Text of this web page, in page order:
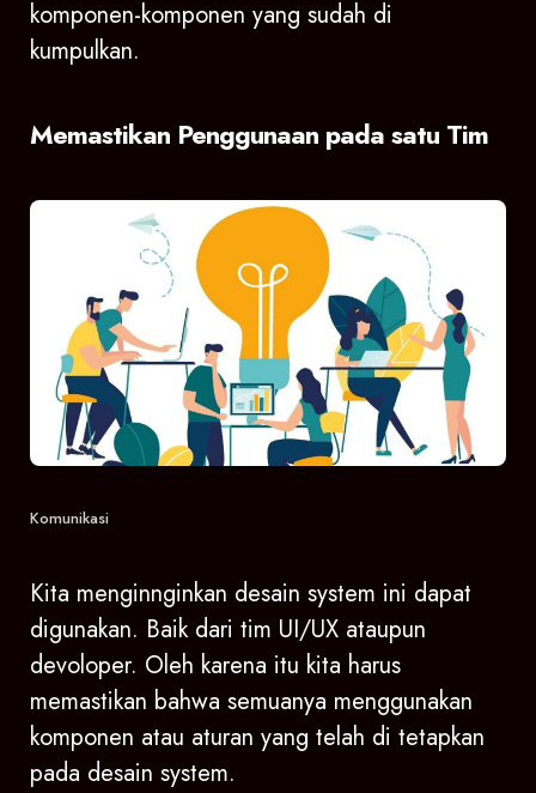
komponen-komponen yang sudah di
kumpulkan.
Memastikan Penggunaan pada satu Tim
Komunikasi
Kita menginnginkan desain system ini dapat
digunakan. Baik dari tim UI/UX ataupun
devoloper. Oleh karena itu kita harus
memastikan bahwa semuanya menggunakan
komponen atau aturan yang telah di tetapkan
pada desain system.